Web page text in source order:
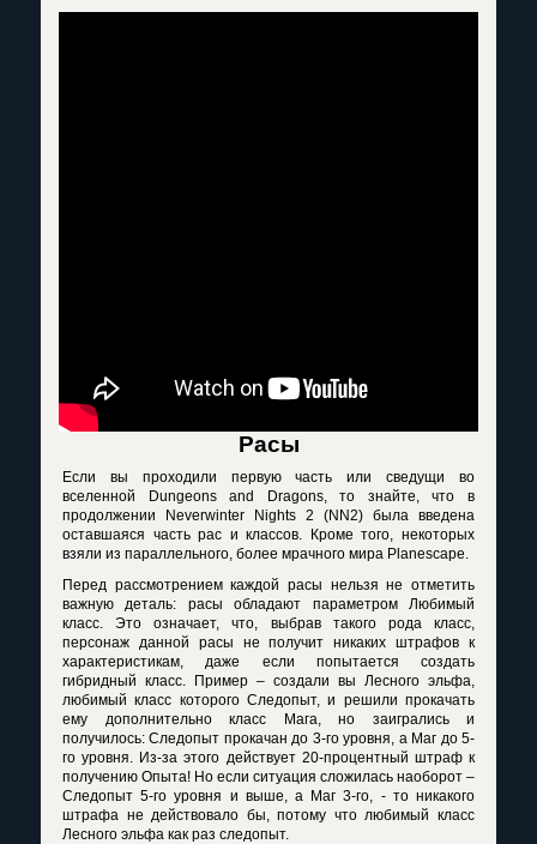
Расы
Если вы проходили первую часть или сведущи во
вселенной
Dungeons and Dragons, то знайте, что в
продолжении
Neverwinter Nights 2 (NN2) была введена
оставшаяся часть рас и классов. Кроме того, некоторых
взяли из параллельного, более мрачного мира Planescape.
Перед рассмотрением каждой расы нельзя не отметить
важную деталь: расы обладают параметром Любимый
класс. Это означает, что, выбрав такого рода класс,
персонаж данной расы не получит никаких штрафов к
характеристикам, даже если попытается создать
гибридный класс. Пример – создали вы Лесного эльфа,
любимый класс которого Следопыт, и решили прокачать
ему дополнительно класс Мага, но заигрались и
получилось: Следопыт прокачан до 3-го уровня, а Маг до 5-
го уровня. Из-за этого действует 20-процентный штраф к
получению Опыта! Но если ситуация сложилась наоборот –
Следопыт 5-го уровня и выше, а Маг 3-го, - то никакого
штрафа не действовало бы, потому что любимый класс
Лесного эльфа как раз следопыт.